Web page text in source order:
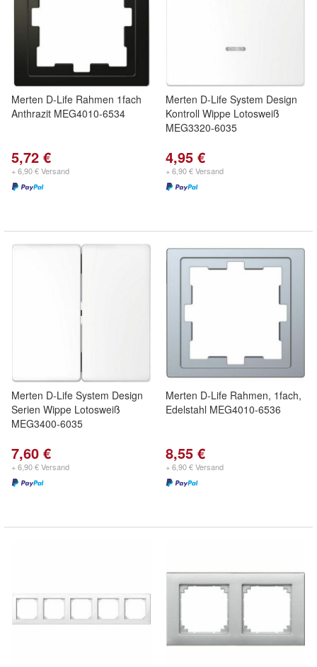
Merten D-Life Rahmen 1fach
Anthrazit MEG4010-6534
5,72 €
+ 6,90 € Versand
Merten D-Life System Design
Kontroll Wippe Lotosweiß
MEG3320-6035
4,95 €
+ 6,90 € Versand
Merten D-Life System Design
Serien Wippe Lotosweiß
MEG3400-6035
7,60 €
+ 6,90 € Versand
Merten D-Life Rahmen, 1fach,
Edelstahl MEG4010-6536
8,55 €
+ 6,90 € Versand